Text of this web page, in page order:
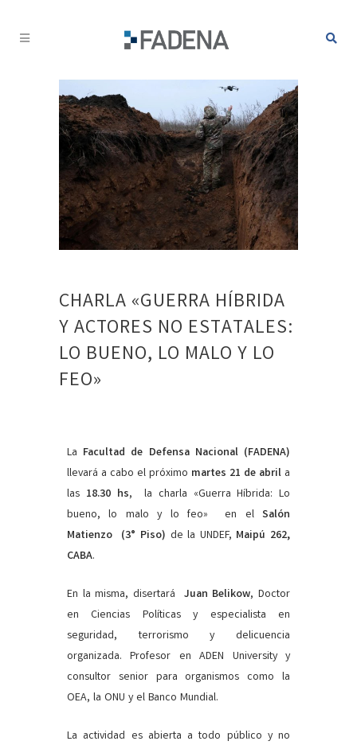
CHARLA «GUERRA HÍBRIDA
Y ACTORES NO ESTATALES:
LO BUENO, LO MALO Y LO
FEO»
La Facultad de Defensa Nacional (FADENA)
llevará a cabo el próximo martes 21 de abril a
las 18.30 hs, la charla «Guerra Híbrida: Lo
bueno, lo malo y lo feo» en el Salón
Matienzo (3° Piso) de la UNDEF, Maipú 262,
CABA.
En la misma, disertará Juan Belikow, Doctor
en Ciencias Políticas y especialista en
seguridad, terrorismo y delicuencia
organizada. Profesor en ADEN University y
consultor senior para organismos como la
OEA, la ONU y el Banco Mundial.
La actividad es abierta a todo público y no